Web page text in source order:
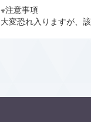
※注意事項
大変恐れ入りますが、